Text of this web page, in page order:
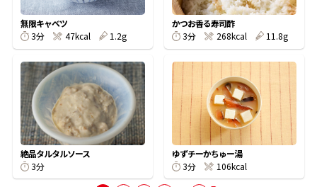
商品情報一覧
おすすめサイト
新鮮一番
氷熟®︎
無限キャベツ
3分
47kcal 1.2g
かつお香る寿司酢
3分
268kcal 11.8g
絶品タルタルソース
3分
ゆずチーかちゅー湯
3分
106kcal